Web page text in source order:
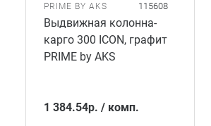
PRIME BY AKS 115608
Выдвижная колонна-
карго 300 ICON, графит
PRIME by AKS
1 384.54р. / комп.